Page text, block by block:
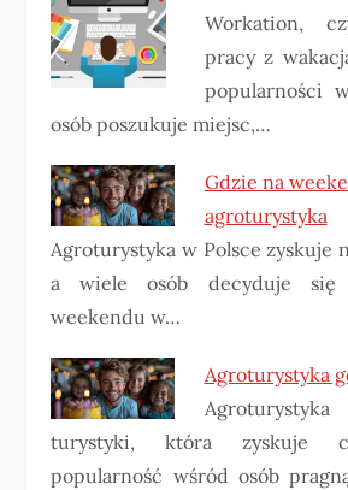
Workation,
pracy z
popularności
osób poszukuje miejsc,…
Gdzie na
agroturystyka
Agroturystyka w Polsce zyskuje
a wiele osób decyduje się
weekendu w…
Agroturystyka
turystyki, która zyskuje
popularność wśród osób